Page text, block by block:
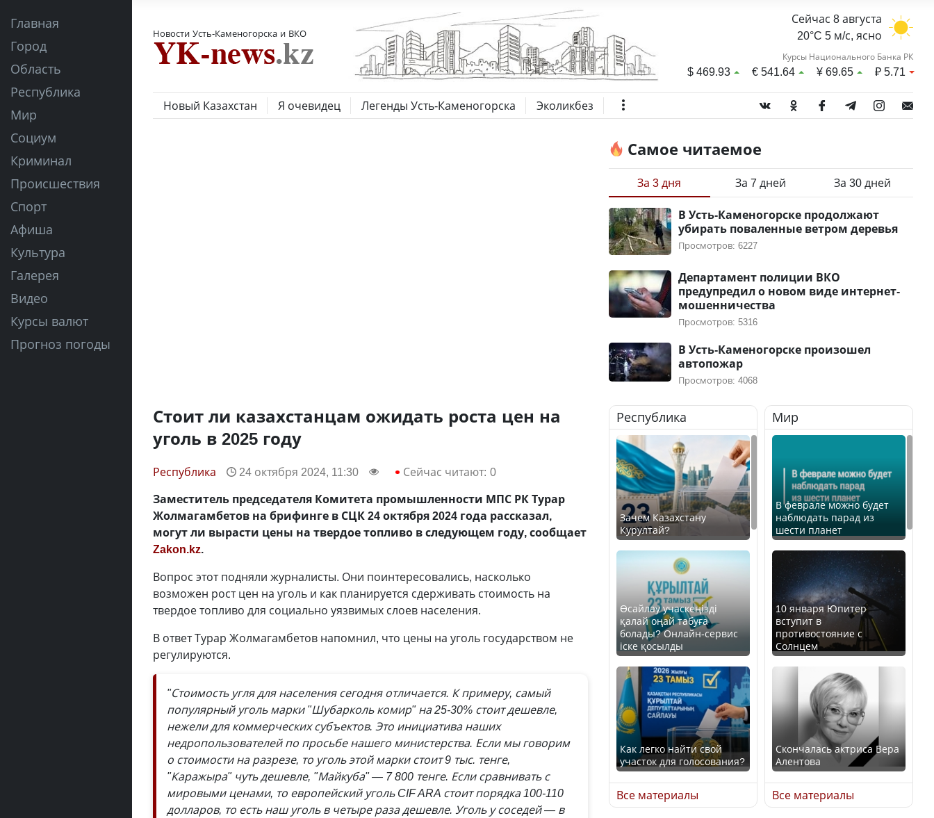
Главная
Город
Область
Республика
Мир
Социум
Криминал
Происшествия
Спорт
Афиша
Культура
Галерея
Видео
Курсы валют
Прогноз погоды
Новости Усть-Каменогорска и ВКО
Сейчас 8 августа
20°C 5 м/с, ясно
Курсы Национального Банка РК
$469.93 €541.64 ¥69.65 ₽5.71
Новый Казахстан Я очевидец Легенды Усть-Каменогорска Эколикбез
Стоит ли казахстанцам ожидать роста цен на
уголь в 2025 году
Республика 24 октября 2024, 11:30 Сейчас читают: 0
Заместитель председателя Комитета промышленности МПС РК Турар
Жолмагамбетов на брифинге в СЦК 24 октября 2024 года рассказал,
могут ли вырасти цены на твердое топливо в следующем году, сообщает
Zakon.kz.
Вопрос этот подняли журналисты. Они поинтересовались, насколько
возможен рост цен на уголь и как планируется сдерживать стоимость на
твердое топливо для социально уязвимых слоев населения.
В ответ Турар Жолмагамбетов напомнил, что цены на уголь государством не
регулируются.
"Стоимость угля для населения сегодня отличается. К примеру, самый
популярный уголь марки "Шубарколь комир" на 25-30% стоит дешевле,
нежели для коммерческих субъектов. Это инициатива наших
недропользователей по просьбе нашего министерства. Если мы говорим
о стоимости на разрезе, то уголь этой марки стоит 9 тыс. тенге,
"Каражыра" чуть дешевле, "Майкуба" — 7 800 тенге. Если сравнивать с
мировыми ценами, то европейский уголь CIF ARA стоит порядка 100-110
долларов, то есть наш уголь в четыре раза дешевле. Уголь у соседей — в
Самое читаемое
За 3 дня За 7 дней За 30 дней
В Усть-Каменогорске продолжают
убирать поваленные ветром деревья
Просмотров: 6227
Департамент полиции ВКО
предупредил о новом виде интернет-
мошенничества
Просмотров: 5316
В Усть-Каменогорске произошел
автопожар
Просмотров: 4068
Республика
Зачем Казахстану
Курултай?
Өсайлау учаскеңізді
қалай оңай табуға
болады? Онлайн-сервис
іске қосылды
Как легко найти свой
участок для голосования?
Все материалы
Мир
В феврале можно будет
наблюдать парад из
шести планет
10 января Юпитер
вступит в
противостояние с
Солнцем
Скончалась актриса Вера
Алентова
Все материалы